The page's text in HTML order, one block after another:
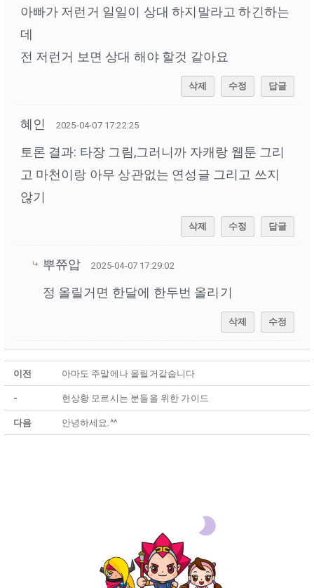
아빠가 저런거 일일이 상대 하지말라고 하긴하는
데
전 저런거 보면 상대 해야 할것 같아요
삭제 수정 답글
혜인 2025-04-07 17:22:25
토론 결과: 타장 그림,그러니까 자캐랑 웹툰 그리
고 마천이랑 아무 상관없는 연성글 그리고 쓰지
않기
삭제 수정 답글
뿌쮸압 2025-04-07 17:29:02
정 올릴거면 한달에 한두번 올리기
삭제 수정
이전 아마도 주말에나 올릴거같숩니다
- 현상황 모르시는 분들을 위한 가이드
다음 안녕하세요.^^